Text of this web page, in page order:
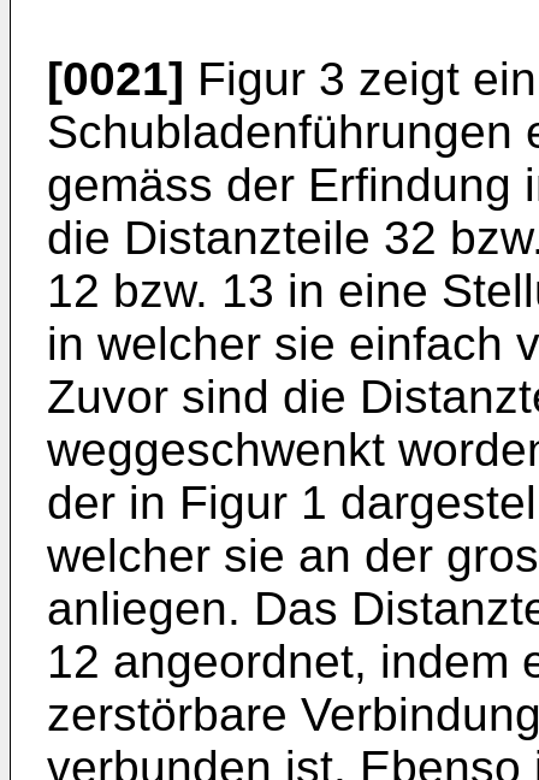
[0021] Figur 3 zeigt
Schubladenführungen
gemäss der Erfindung
die Distanzteile 32
12 bzw. 13 in eine
in welcher sie einfach
Zuvor sind die
weggeschwenkt
der in Figur 1
welcher sie an der
anliegen. Das
12 angeordnet, indem
zerstörbare
verbunden ist.